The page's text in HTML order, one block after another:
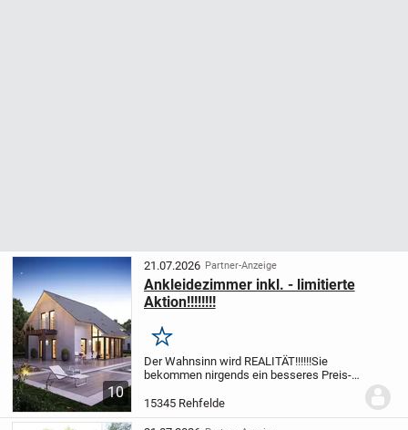
10
21.07.2026 Partner-Anzeige
Ankleidezimmer inkl. - limitierte
Aktion!!!!!!!!
Merken
Der Wahnsinn wird REALITÄT!!!!!!Sie
bekommen nirgends ein besseres Preis-
aktuell 38.000 Häuser made in Germany
und legen passend dazu eine Sonderserie
15345 Rehfelde